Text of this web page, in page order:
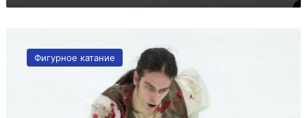
первомФигурное катание